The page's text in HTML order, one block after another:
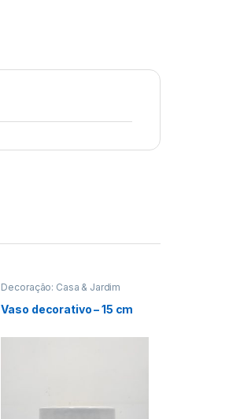
Decoração: Casa & Jardim
Vaso decorativo – 15 cm